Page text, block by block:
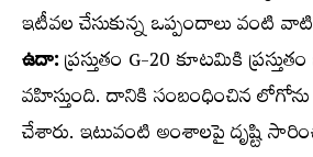
ఇటీవల చేసుకున్న ఒప్పందాలు వంటి
ఉదా:ప్రస్తుతం G-20 కూటమికి
వహిస్తుంది. దానికి సంబంధించిన
చేశారు. ఇటువంటి అంశాలపై దృష్టి